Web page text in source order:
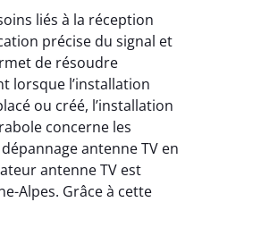
liés à la réception
précise du signal et
de résoudre
lorsque l’installation
ou créé, l’installation
concerne les
antenne TV en
antenne TV est
Alpes. Grâce à cette